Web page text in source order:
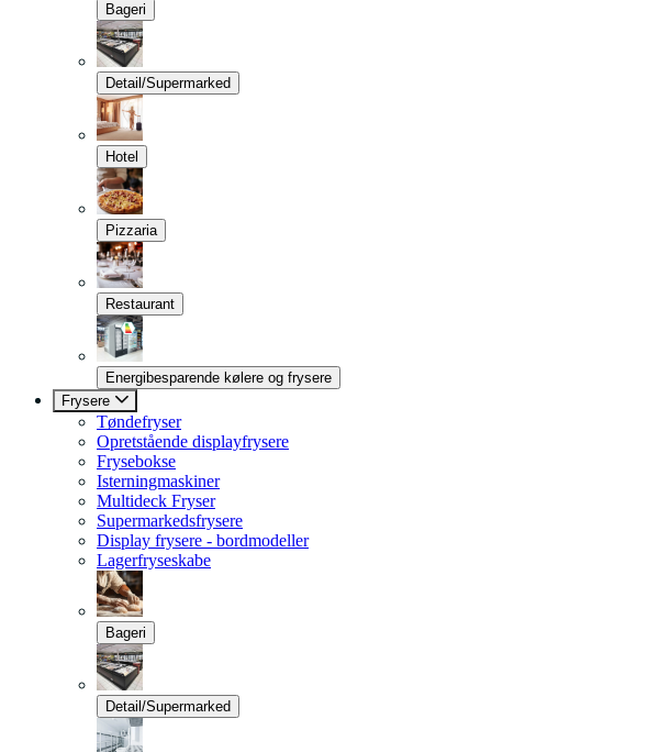
Bageri
Detail/Supermarked
Hotel
Pizzaria
Restaurant
Energibesparende kølere og frysere
Frysere
Tøndefryser
Opretstående displayfrysere
Frysebokse
Isterningmaskiner
Multideck Fryser
Supermarkedsfrysere
Display frysere - bordmodeller
Lagerfryseskabe
Bageri
Detail/Supermarked